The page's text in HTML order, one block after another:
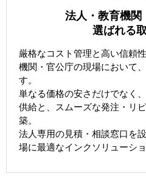
法人・教育機関
選ばれる
厳格なコスト管理と高い信頼
機関・官公庁の現場において
す。
単なる価格の安さだけでなく
供給と、スムーズな発注・リ
築。
法人専用の見積・相談窓口を
場に最適なインクソリューシ